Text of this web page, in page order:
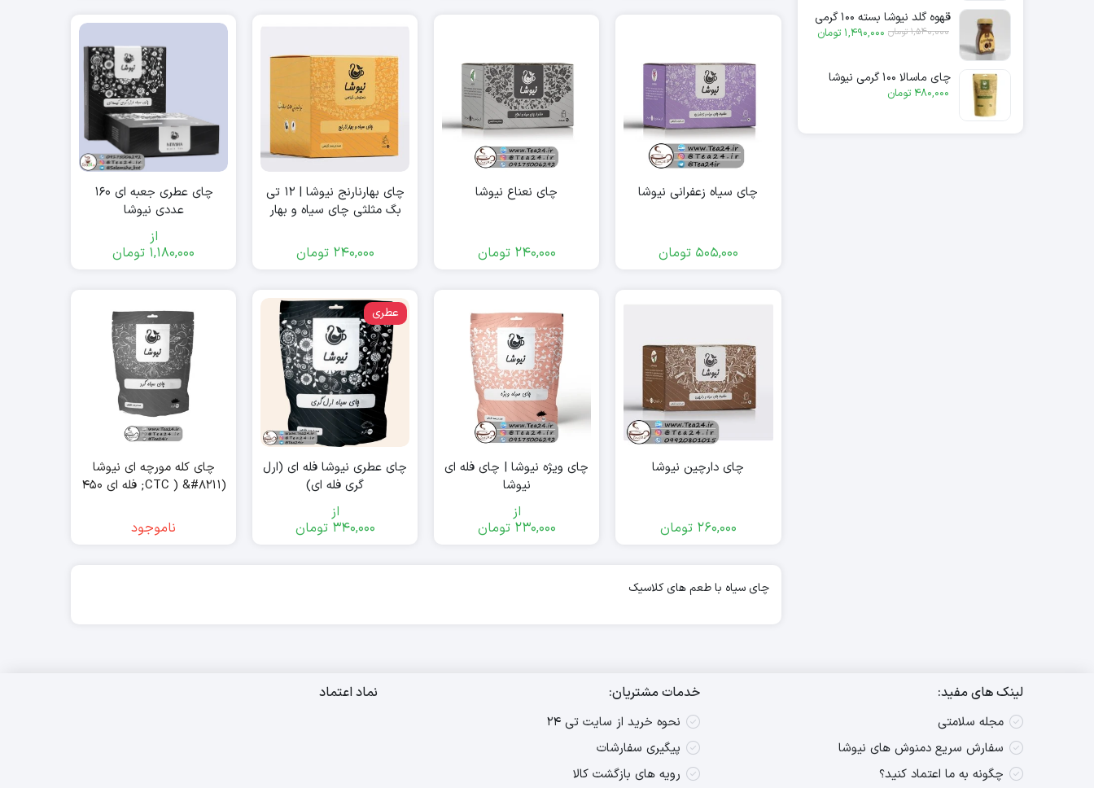
چای سیاه زعفرانی نیوشا
505,000 تومان
چای نعناع نیوشا
240,000 تومان
چای بهارنارنج نیوشا | ۱۲ تی
بگ مثلثی چای سیاه و بهار
240,000 تومان
چای عطری جعبه ای ۱۶۰
عددی نیوشا
از
1,180,000 تومان
چای دارچین نیوشا
260,000 تومان
چای ویژه نیوشا | چای فله ای
نیوشا
از
230,000 تومان
عطری
چای عطری نیوشا فله ای (ارل
گری فله ای)
از
340,000 تومان
چای کله مورچه ای نیوشا
(CTC ) &#۸۲۱۱; فله ای ۴۵۰
ناموجود
چای سیاه با طعم های کلاسیک
قهوه گلد نیوشا بسته ۱۰۰ گرمی
1,540,000تومان
قیمت اصلی: 1,540,000 تومان بود. 1,490,000 تومان قیمت فعلی: 1,490,000 تومان.
چای ماسالا ۱۰۰ گرمی نیوشا
480,000 تومان
لینک های مفید:
مجله سلامتی
سفارش سریع دمنوش های نیوشا
چگونه به ما اعتماد کنید؟
خدمات مشتریان:
نحوه خرید از سایت تی ۲۴
پیگیری سفارشات
رویه های بازگشت کالا
نماد اعتماد